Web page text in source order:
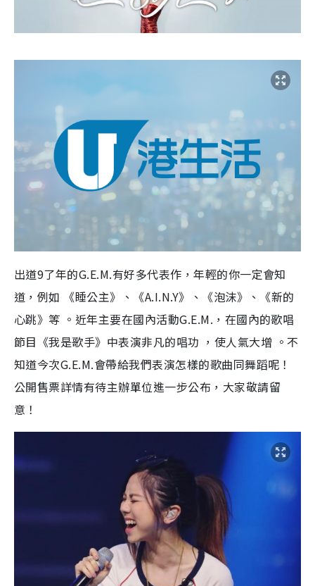
出道9了年的G.E.M.有好多代表作，年輕的你一定會知
道，例如 《睡公主》、《A.I.N.Y》、《泡沫》、《新的
心跳》等 。近年主要在國內活動G.E.M.，在國內的歌唱
節目《我是歌手》中表演非凡的唱功 ，使人氣大增 。不
知道今次G.E.M.會帶給我們表演怎樣的歌曲同舞蹈呢！
公開售票詳情有待主辦單位進一步公布，大家敬請留
意！